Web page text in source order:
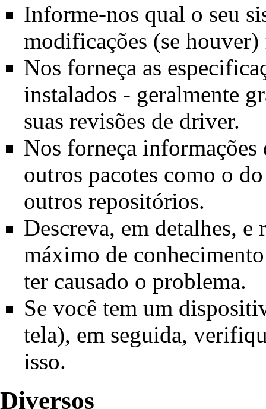
Informe-nos qual o seu
modificações (se
Nos forneça as
instalados - geralmente
suas revisões de driver.
Nos forneça
outros pacotes como o
outros repositórios.
Descreva, em detalhes,
máximo de
ter causado o problema.
Se você tem um
tela), em seguida,
isso.
Diversos